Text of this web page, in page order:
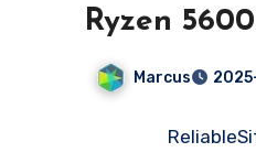
Ryzen
存/1TB
不限流量/
洛杉矶/纽约/
Marcus